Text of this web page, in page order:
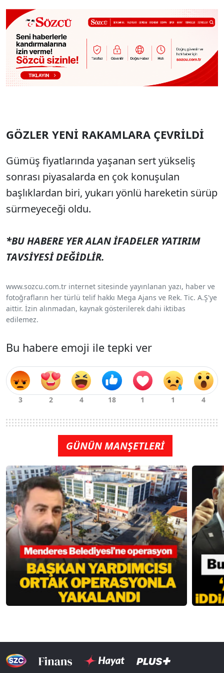
GÖZLER YENİ RAKAMLARA ÇEVRİLDİ
Gümüş fiyatlarında yaşanan sert yükseliş
sonrası piyasalarda en çok konuşulan
başlıklardan biri, yukarı yönlü hareketin sürüp
sürmeyeceği oldu.
*BU HABERE YER ALAN İFADELER YATIRIM
TAVSİYESİ DEĞİDLİR.
www.sozcu.com.tr internet sitesinde yayınlanan yazı, haber ve
fotoğrafların her türlü telif hakkı Mega Ajans ve Rek. Tic. A.Ş'ye
aittir. İzin alınmadan, kaynak gösterilerek dahi iktibas
edilemez.
Bu habere emoji ile tepki ver
GÜNÜN MANŞETLERİ